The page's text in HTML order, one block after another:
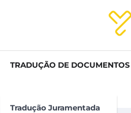
TRADUÇÃO DE DOCUMENTOS
Tradução Juramentada